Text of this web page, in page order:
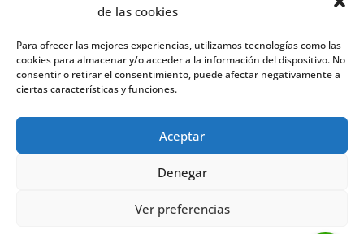
de las cookies
Para ofrecer las mejores experiencias, utilizamos tecnologías como las
cookies para almacenar y/o acceder a la información del dispositivo. No
consentir o retirar el consentimiento, puede afectar negativamente a
ciertas características y funciones.
Aceptar
Denegar
Ver preferencias
“Mi opinión sobre IEEF es muy positiva, he
cuidador de animales de zoo y de
peluquería canina y en los dos he
aprendido muchísimo. Mi profesora, Lara,
poniéndonos vídeos y llevándonos a
GREFA. Animo a las personas que quieran
estudiar en el centro a que lo hagan.”
Patricia Sergio